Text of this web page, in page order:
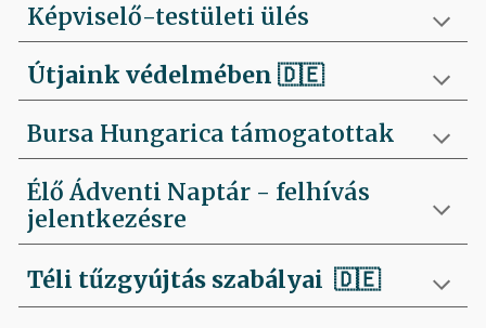
Képviselő-testületi ülés
Útjaink védelmében🇩🇪
Bursa Hungarica támogatottak
Élő Ádventi Naptár - felhívás
jelentkezésre
Téli tűzgyújtás szabályai 🇩🇪